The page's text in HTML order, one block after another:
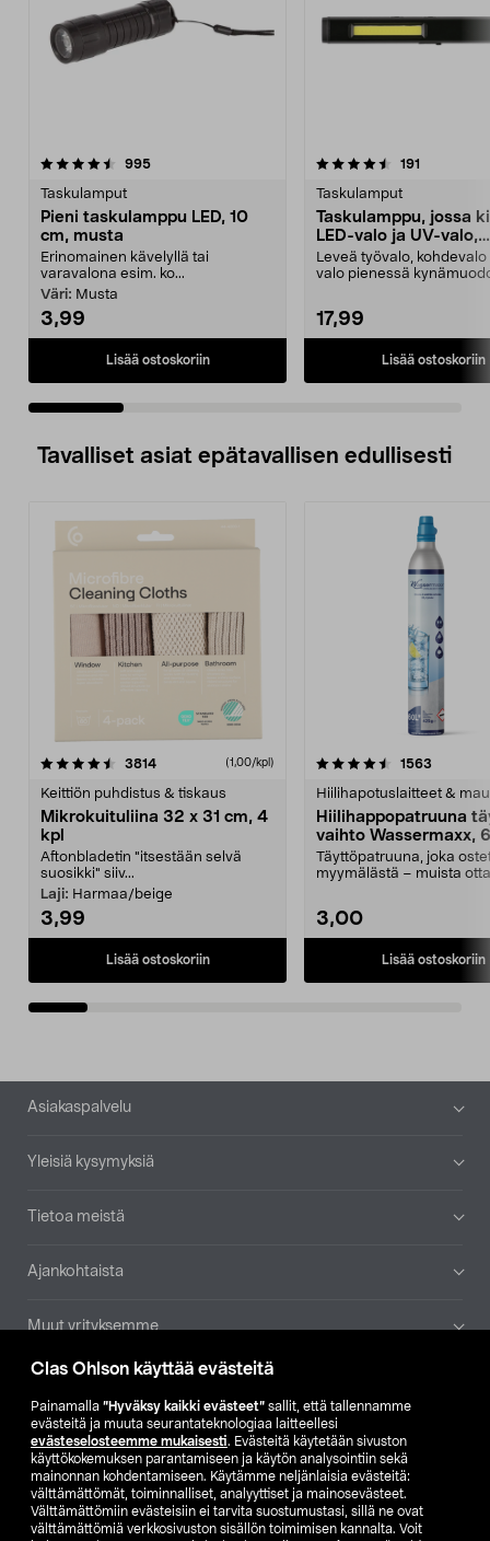
Clas Ohlson käyttää evästeitä
Painamalla ”Hyväksy kaikki evästeet” sallit, että tallennamme
evästeitä ja muuta seurantateknologiaa laitteellesi
evästeselosteemme mukaisesti. Evästeitä käytetään sivuston
käyttökokemuksen parantamiseen ja käytön analysointiin sekä
mainonnan kohdentamiseen. Käytämme neljänlaisia evästeitä:
välttämättömät, toiminnalliset, analyyttiset ja mainosevästeet.
Välttämättömiin evästeisiin ei tarvita suostumustasi, sillä ne ovat
välttämättömiä verkkosivuston sisällön toimimisen kannalta. Voit
995arvostelut
Taskulamput
Pieni taskulamppu LED, 10
cm, musta
Erinomainen kävelyllä tai
varavalona esim. ko...
Väri: Musta
3,99
Lisää ostoskoriin
4.5 viidestä
191
Taskulamput
Taskulamppu, jossa
LED-valo ja UV-valo,
ladattava
Leveä työvalo, kohdevalo
valo pienessä
17,99
Lisää ostoskoriin
4.0 viidestä
Tavalliset asiat epätavallisen edullisesti
3814arvostelut (1,00/kpl)
Keittiön puhdistus & tiskaus
Mikrokuituliina 32 x 31 cm, 4
kpl
Aftonbladetin "itsestään selvä
suosikki" siiv...
Laji: Harmaa/beige
3,99
Lisää ostoskoriin
4.5viidestä
1563
Hiilihapotuslaitteet &
Hiilihappopatruuna
vaihto Wassermaxx,
Täyttöpatruuna, joka
myymälästä – muista
3,00
Lisää ostoskoriin
4.5viidestä
Alatunniste
Asiakaspalvelu
Yleisiä kysymyksiä
Tietoa meistä
Ajankohtaista
Muut yrityksemme
Etsi myymälä
SE NO FI
FI SV